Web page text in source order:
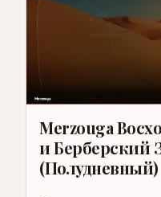
Merzouga
и Берберский
(Полудневный)